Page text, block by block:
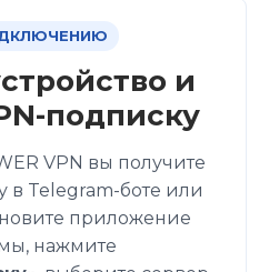
и
подписку
VPN вы получите
в Telegram-боте или
приложение
нажмите